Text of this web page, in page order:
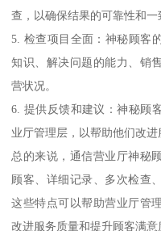
查，以确保结果的可靠性和一
5. 检查项目全面：神秘顾客
知识、解决问题的能力、销
营状况。
6. 提供反馈和建议：神秘顾
业厅管理层，以帮助他们改进
总的来说，通信营业厅神秘
顾客、详细记录、多次检查
这些特点可以帮助营业厅管
改进服务质量和提升顾客满意